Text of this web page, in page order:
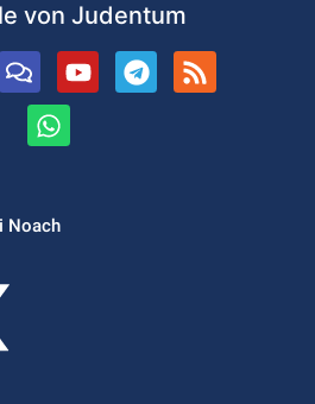
von Judentum
Noach